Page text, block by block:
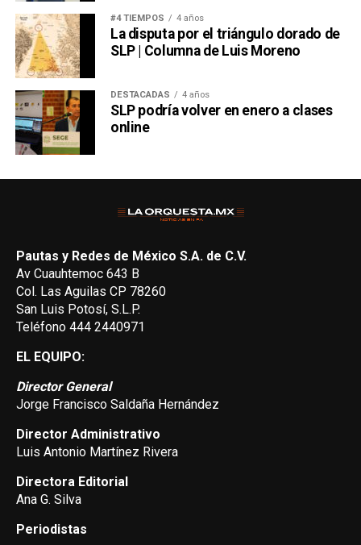
#4 TIEMPOS 4 años
La disputa por el triángulo dorado de
SLP | Columna de Luis Moreno
DESTACADAS 4 años
SLP podría volver en enero a clases
online
Pautas y Redes de México S.A. de C.V.
Av Cuauhtemoc 643 B
Col. Las Aguilas CP 78260
San Luis Potosí, S.L.P.
Teléfono 444 2440971
EL EQUIPO:
Director General
Jorge Francisco Saldaña Hernández
Director Administrativo
Luis Antonio Martínez Rivera
Directora Editorial
Ana G. Silva
Periodistas